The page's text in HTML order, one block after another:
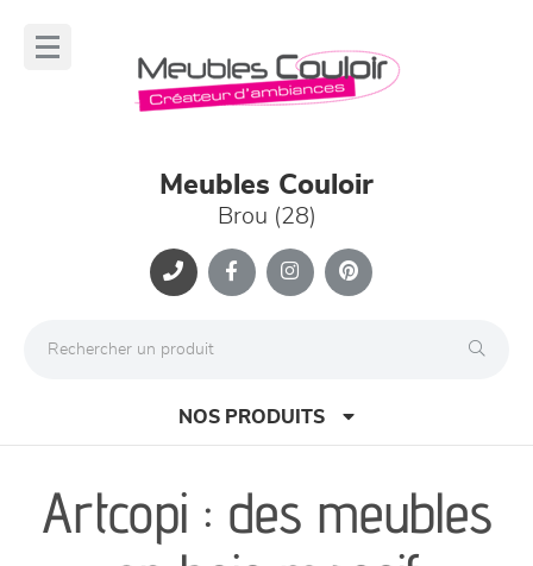
Meubles Couloir
Brou (28)
NOS PRODUITS
canapés et fauteuils
Artcopi : des meubles